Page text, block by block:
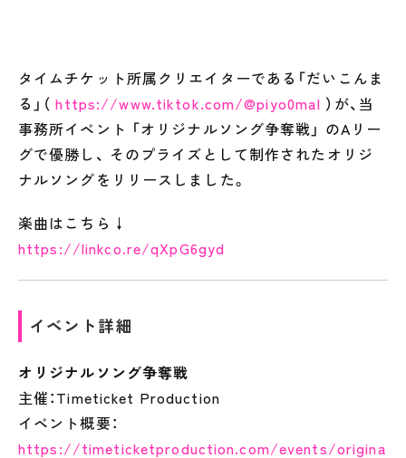
タイムチケット所属クリエイターである「だいこんま
る」（https://www.tiktok.com/@piyo0mal ）が、当
事務所イベント 「オリジナルソング争奪戦」 のAリー
グで優勝し、 そのプライズとして制作されたオリジ
ナルソングをリリースしました。
楽曲はこちら↓
https://linkco.re/qXpG6gyd
イベント詳細
オリジナルソング争奪戦
主催：Timeticket Production
イベント概要：
https://timeticketproduction.com/events/origina